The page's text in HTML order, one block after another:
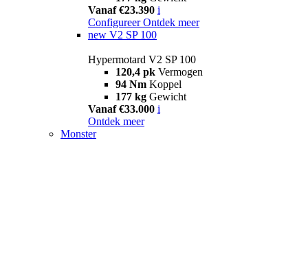
Vanaf €23.390 i
Configureer Ontdek meer
new V2 SP 100
Hypermotard V2 SP 100
120,4 pk Vermogen
94 Nm Koppel
177 kg Gewicht
Vanaf €33.000 i
Ontdek meer
Monster